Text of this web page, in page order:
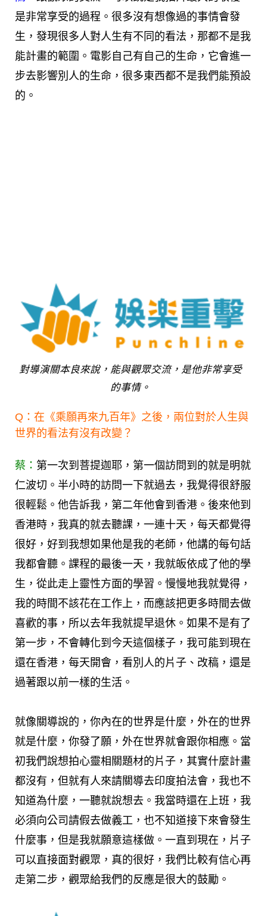
是非常享受的過程。很多沒有想像過的事情會發
生，發現很多人對人生有不同的看法，那都不是我
能計畫的範圍。電影自己有自己的生命，它會進一
步去影響別人的生命，很多東西都不是我們能預設
的。
對導演關本良來說，能與觀眾交流，是他非常享受
的事情。
Q：在《乘願再來九百年》之後，兩位對於人生與
世界的看法有沒有改變？
蔡： 第一次到菩提迦耶，第一個訪問到的就是明就
仁波切。半小時的訪問一下就過去，我覺得很舒服
很輕鬆。他告訴我，第二年他會到香港。後來他到
香港時，我真的就去聽課，一連十天，每天都覺得
很好，好到我想如果他是我的老師，他講的每句話
我都會聽。課程的最後一天，我就皈依成了他的學
生，從此走上靈性方面的學習。慢慢地我就覺得，
我的時間不該花在工作上，而應該把更多時間去做
喜歡的事，所以去年我就提早退休。如果不是有了
第一步，不會轉化到今天這個樣子，我可能到現在
還在香港，每天開會，看別人的片子、改稿，還是
過著跟以前一樣的生活。
就像關導說的，你內在的世界是什麼，外在的世界
就是什麼，你發了願，外在世界就會跟你相應。當
初我們說想拍心靈相關題材的片子，其實什麼計畫
都沒有，但就有人來請關導去印度拍法會，我也不
知道為什麼，一聽就說想去。我當時還在上班，我
必須向公司請假去做義工，也不知道接下來會發生
什麼事，但是我就願意這樣做。一直到現在，片子
可以直接面對觀眾，真的很好，我們比較有信心再
走第二步，觀眾給我們的反應是很大的鼓勵。